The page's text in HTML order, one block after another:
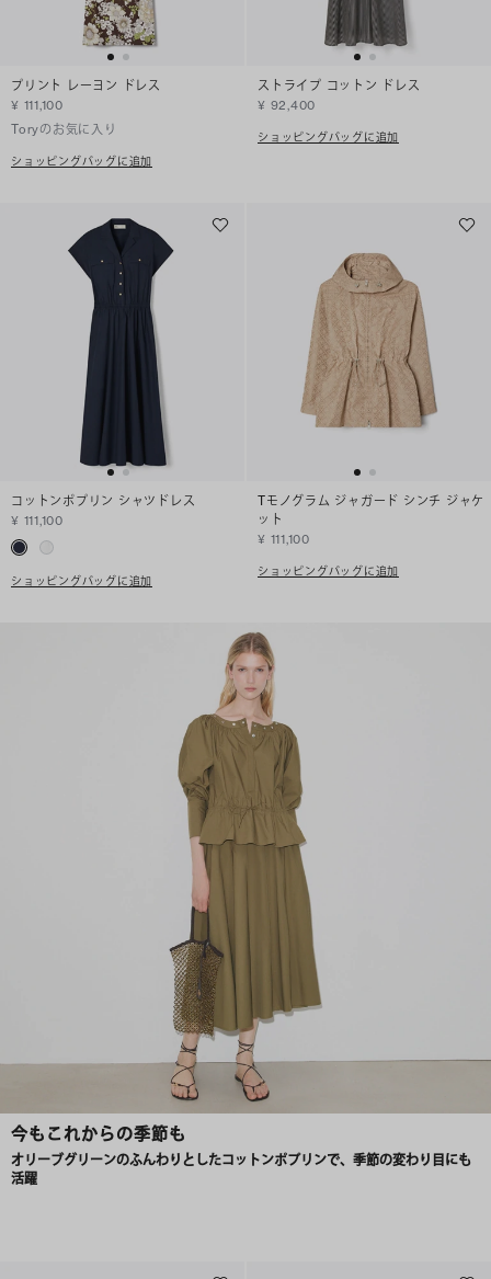
プリント レーヨン ドレス
¥ 111,100
Toryのお気に入り
ショッピングバッグに追加
ストライプ コットン ドレス
¥ 92,400
ショッピングバッグに追加
コットンポプリン シャツドレス
¥ 111,100
ショッピングバッグに追加
Tモノグラム ジャガード シンチ ジャケ
ット
¥ 111,100
ショッピングバッグに追加
今もこれからの季節も
オリーブグリーンのふんわりとしたコットンポプリンで、季節の変わり目にも
活躍